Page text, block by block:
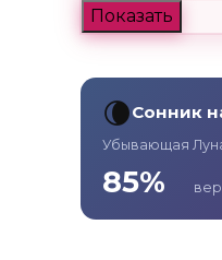
Показать
🌘Сонник
Убывающая
85%